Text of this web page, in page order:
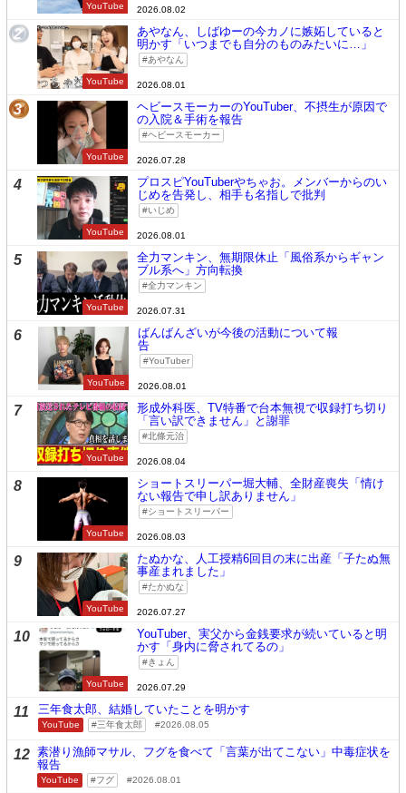
YouTube 2026.08.02
2
YouTube
あやなん、しばゆーの今カノに嫉妬していると
明かす「いつまでも自分のものみたいに…」
あやなん
2026.08.01
3
YouTube
ヘビースモーカーのYouTuber、不摂生が原因で
の入院＆手術を報告
ヘビースモーカー
2026.07.28
4
YouTube
プロスピYouTuberやちゃお。メンバーからのい
じめを告発し、相手も名指しで批判
いじめ
2026.08.01
5
YouTube
全力マンキン、無期限休止「風俗系からギャン
ブル系へ」方向転換
全力マンキン
2026.07.31
6
YouTube
ばんばんざいが今後の活動について報
告
YouTuber
2026.08.01
7
YouTube
形成外科医、TV特番で台本無視で収録打ち切り
「言い訳できません」と謝罪
北條元治
2026.08.04
8
YouTube
ショートスリーパー堀大輔、全財産喪失「情け
ない報告で申し訳ありません」
ショートスリーパー
2026.08.03
9
YouTube
たぬかな、人工授精6回目の末に出産「子たぬ無
事産まれました」
たかぬな
2026.07.27
10
YouTube
YouTuber、実父から金銭要求が続いていると明
かす「身内に脅されてるの」
きょん
2026.07.29
11 三年食太郎、結婚していたことを明かす
YouTube 三年食太郎 2026.08.05
12 素潜り漁師マサル、フグを食べて「言葉が出てこない」中毒症状を
報告
YouTube フグ 2026.08.01